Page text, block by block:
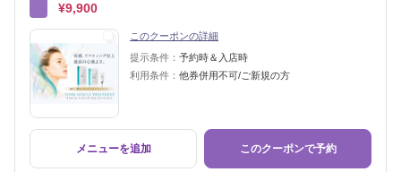
¥9,900
このクーポンの詳細
提示条件： 予約時＆入店時
利用条件： 他券併用不可/ご新規の方
メニューを追加 このクーポンで予約